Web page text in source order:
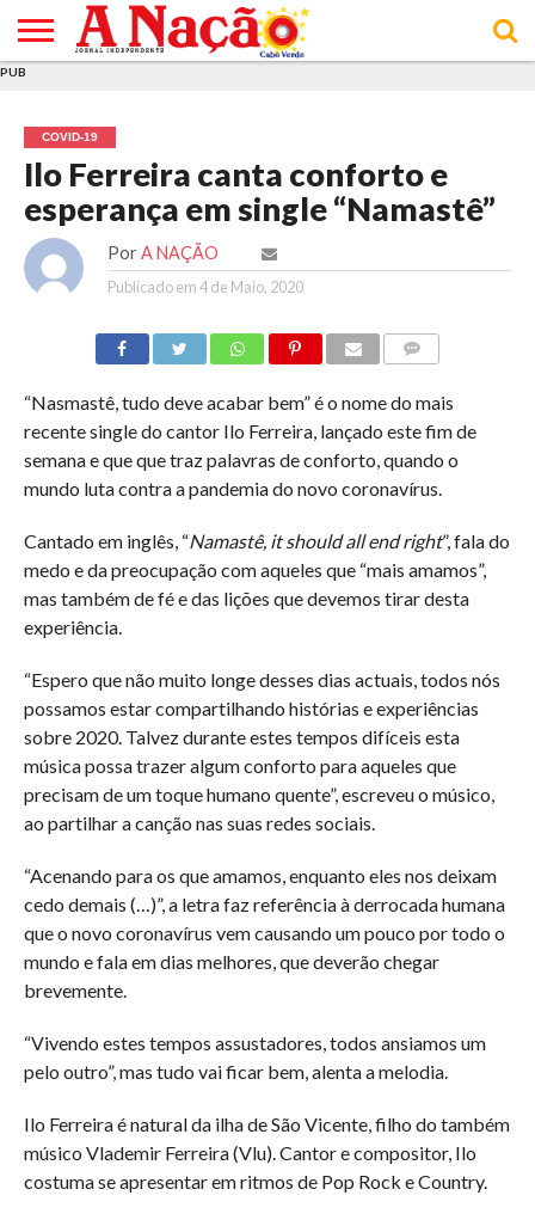
E DE
COOKIES
DE
UTILIZAÇÃO
PUB
COVID-19
Ilo Ferreira canta conforto e
esperança em single “Namastê”
Por A NAÇÃO
Publicado em4 de Maio, 2020
“Nasmastê, tudo deve acabar bem” é o nome do mais
recente single do cantor Ilo Ferreira, lançado este fim de
semana e que que traz palavras de conforto, quando o
mundo luta contra a pandemia do novo coronavírus.
Cantado em inglês, “Namastê, it should all end right”, fala do
medo e da preocupação com aqueles que “mais amamos”,
mas também de fé e das lições que devemos tirar desta
experiência.
“Espero que não muito longe desses dias actuais, todos nós
possamos estar compartilhando histórias e experiências
sobre 2020. Talvez durante estes tempos difíceis esta
música possa trazer algum conforto para aqueles que
precisam de um toque humano quente”, escreveu o músico,
ao partilhar a canção nas suas redes sociais.
“Acenando para os que amamos, enquanto eles nos deixam
cedo demais (…)”, a letra faz referência à derrocada humana
que o novo coronavírus vem causando um pouco por todo o
mundo e fala em dias melhores, que deverão chegar
brevemente.
“Vivendo estes tempos assustadores, todos ansiamos um
pelo outro”, mas tudo vai ficar bem, alenta a melodia.
Ilo Ferreira é natural da ilha de São Vicente, filho do também
músico Vlademir Ferreira (Vlu). Cantor e compositor, Ilo
costuma se apresentar em ritmos de Pop Rock e Country.